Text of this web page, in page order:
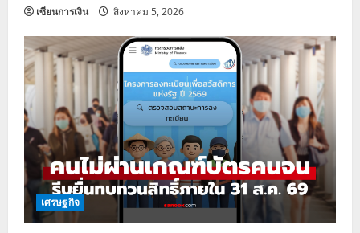
เซียนการเงิน สิงหาคม 5, 2026
เศรษฐกิจ